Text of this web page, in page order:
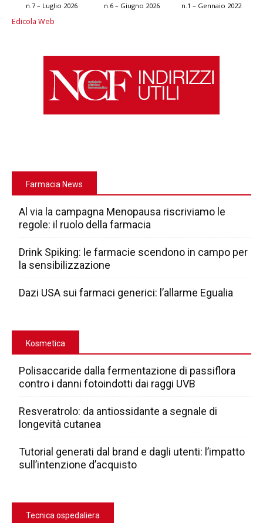
n.7 – Luglio 2026 n.6 – Giugno 2026 n.1 – Gennaio 2022
Edicola Web
Farmacia News
Al via la campagna Menopausa riscriviamo le
regole: il ruolo della farmacia
Drink Spiking: le farmacie scendono in campo per
la sensibilizzazione
Dazi USA sui farmaci generici: l’allarme Egualia
Kosmetica
Polisaccaride dalla fermentazione di passiflora
contro i danni fotoindotti dai raggi UVB
Resveratrolo: da antiossidante a segnale di
longevità cutanea
Tutorial generati dal brand e dagli utenti: l’impatto
sull’intenzione d’acquisto
Tecnica ospedaliera